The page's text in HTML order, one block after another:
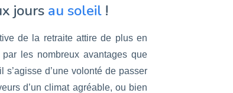
jours au soleil !
de la retraite attire de plus en
les nombreux avantages que
s’agisse d’une volonté de passer
d’un climat agréable, ou bien